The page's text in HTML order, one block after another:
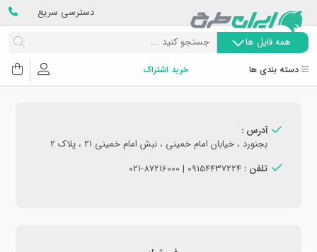
دسترسی سریع
همه فایل ها
دسته بندی ها خرید اشتراک
آدرس :
بجنورد ، خیابان امام خمینی ، نبش امام خمینی 21 ، پلاک 2
تلفن :09154437224 | 021-87216000